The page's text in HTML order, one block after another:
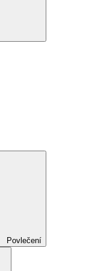
Povlečení